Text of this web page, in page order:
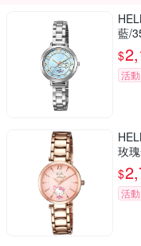
藍/
$
活動
玫
$
活動